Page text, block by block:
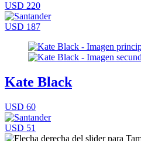
USD 220
USD 187
Kate Black
USD 60
USD 51